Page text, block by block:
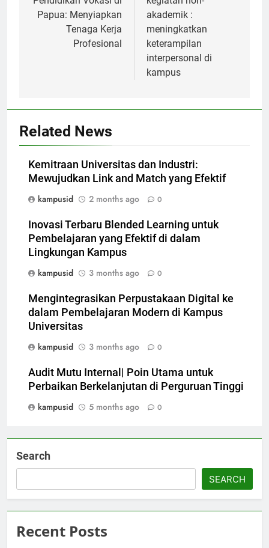
Papua: Menyiapkan
Tenaga Kerja
Profesional
akademik :
meningkatkan
keterampilan
interpersonal di
kampus
Related News
Kemitraan Universitas dan Industri:
Mewujudkan Link and Match yang Efektif
kampusid
2 months ago 0
Inovasi Terbaru Blended Learning untuk
Pembelajaran yang Efektif di dalam
Lingkungan Kampus
kampusid
3 months ago 0
Mengintegrasikan Perpustakaan Digital ke
dalam Pembelajaran Modern di Kampus
Universitas
kampusid
3 months ago 0
Audit Mutu Internal| Poin Utama untuk
Perbaikan Berkelanjutan di Perguruan Tinggi
kampusid
5 months ago 0
Search
SEARCH
Recent Posts